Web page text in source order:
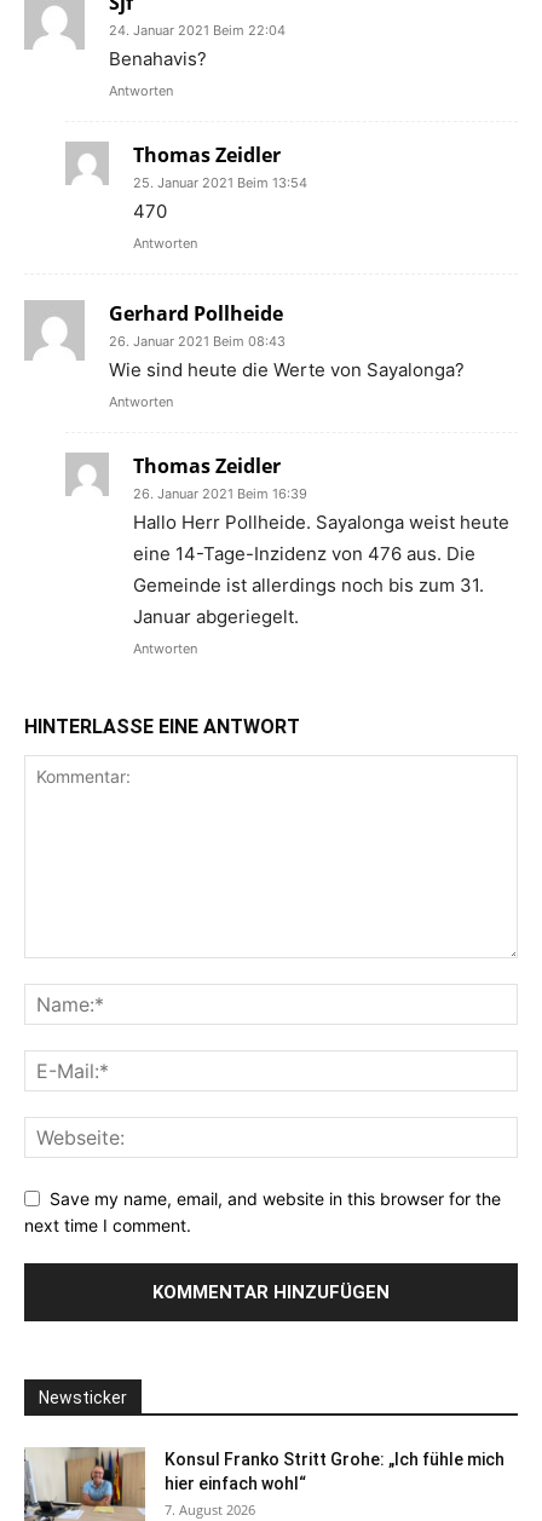
24. Januar 2021 Beim 22:04
Benahavis?
Antworten
Thomas Zeidler
25. Januar 2021 Beim 13:54
470
Antworten
Gerhard Pollheide
26. Januar 2021 Beim 08:43
Wie sind heute die Werte von Sayalonga?
Antworten
Thomas Zeidler
26. Januar 2021 Beim 16:39
Hallo Herr Pollheide. Sayalonga weist heute
eine 14-Tage-Inzidenz von 476 aus. Die
Gemeinde ist allerdings noch bis zum 31.
Januar abgeriegelt.
Antworten
HINTERLASSE EINE ANTWORT
Save my name, email, and website in this browser for the
next time I comment.
Newsticker
Konsul Franko Stritt Grohe: „Ich fühle mich
hier einfach wohl“
7. August 2026